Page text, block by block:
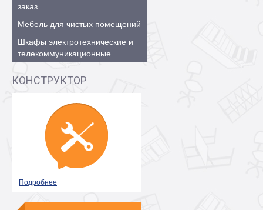
заказ
Мебель для чистых помещений
Шкафы электротехнические и
телекоммуникационные
КОНСТРУКТОР
Подробнее